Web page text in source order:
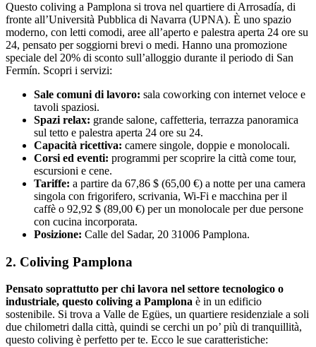
Questo coliving a Pamplona si trova nel quartiere di Arrosadía, di
fronte all’Università Pubblica di Navarra (UPNA). È uno spazio
moderno, con letti comodi, aree all’aperto e palestra aperta 24 ore su
24, pensato per soggiorni brevi o medi. Hanno una promozione
speciale del 20% di sconto sull’alloggio durante il periodo di San
Fermín. Scopri i servizi:
Sale comuni di lavoro: sala coworking con internet veloce e
tavoli spaziosi.
Spazi relax: grande salone, caffetteria, terrazza panoramica
sul tetto e palestra aperta 24 ore su 24.
Capacità ricettiva: camere singole, doppie e monolocali.
Corsi ed eventi: programmi per scoprire la città come tour,
escursioni e cene.
Tariffe: a partire da 67,86 $ (65,00 €) a notte per una camera
singola con frigorifero, scrivania, Wi-Fi e macchina per il
caffè o 92,92 $ (89,00 €) per un monolocale per due persone
con cucina incorporata.
Posizione: Calle del Sadar, 20 31006 Pamplona.
2. Coliving Pamplona
Pensato soprattutto per chi lavora nel settore tecnologico o
industriale, questo coliving a Pamplona è in un edificio
sostenibile. Si trova a Valle de Egües, un quartiere residenziale a soli
due chilometri dalla città, quindi se cerchi un po’ più di tranquillità,
questo coliving è perfetto per te. Ecco le sue caratteristiche: